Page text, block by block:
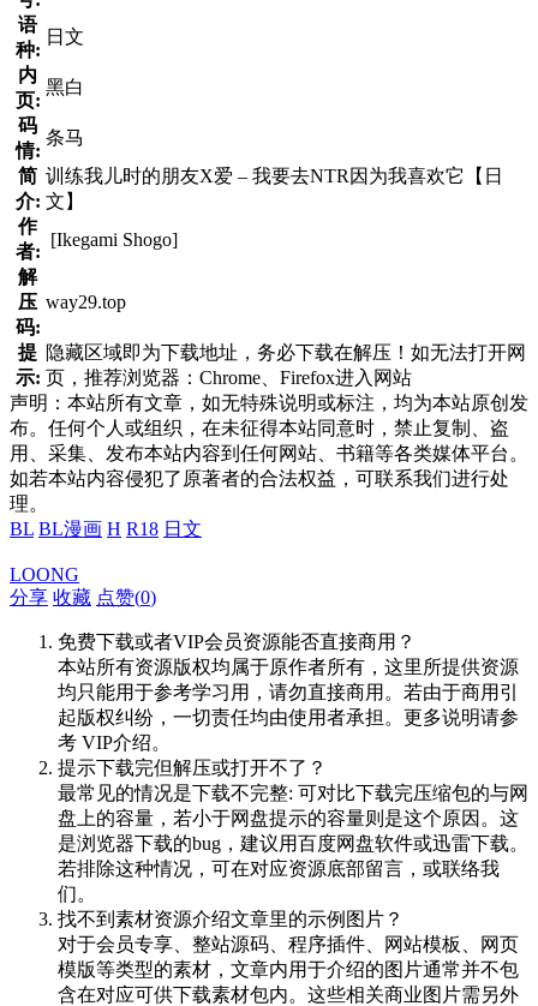
语
种:
日文
内
页:
黑白
码
情:
条马
简
介:
训练我儿时的朋友X爱 – 我要去NTR因为我喜欢它【日
文】
作
者:
[Ikegami Shogo]
解
压
码:
way29.top
提
示:
隐藏区域即为下载地址，务必下载在解压！如无法打开网
页，推荐浏览器：Chrome、Firefox进入网站
声明：本站所有文章，如无特殊说明或标注，均为本站原创发
布。任何个人或组织，在未征得本站同意时，禁止复制、盗
用、采集、发布本站内容到任何网站、书籍等各类媒体平台。
如若本站内容侵犯了原著者的合法权益，可联系我们进行处
理。
BL BL漫画 H R18 日文
LOONG
分享 收藏 点赞(0)
免费下载或者VIP会员资源能否直接商用？
本站所有资源版权均属于原作者所有，这里所提供资源
均只能用于参考学习用，请勿直接商用。若由于商用引
起版权纠纷，一切责任均由使用者承担。更多说明请参
考 VIP介绍。
提示下载完但解压或打开不了？
最常见的情况是下载不完整: 可对比下载完压缩包的与网
盘上的容量，若小于网盘提示的容量则是这个原因。这
是浏览器下载的bug，建议用百度网盘软件或迅雷下载。
若排除这种情况，可在对应资源底部留言，或联络我
们。
找不到素材资源介绍文章里的示例图片？
对于会员专享、整站源码、程序插件、网站模板、网页
模版等类型的素材，文章内用于介绍的图片通常并不包
含在对应可供下载素材包内。这些相关商业图片需另外